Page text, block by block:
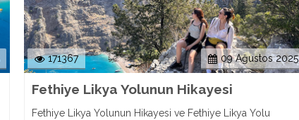
09 Ağustos 2025
171367
Fethiye Likya Yolunun Hikayesi
Fethiye Likya Yolunun Hikayesi ve Fethiye Likya Yolu